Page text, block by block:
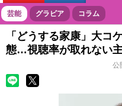
ボートレース 競輪 オートレ
芸能 グラビア コラム
「どうする家康」大コ
態…視聴率が取れない
公